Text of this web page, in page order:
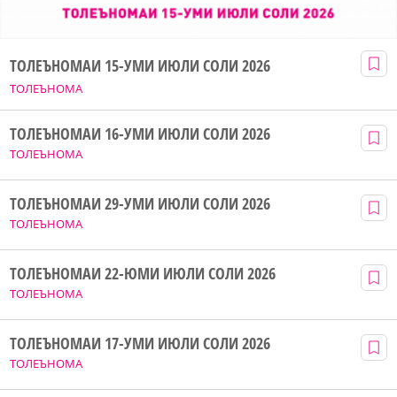
ТОЛЕЪНОМА
ТОЛЕЪНОМАИ 15-УМИ ИЮЛИ СОЛИ 2026
ТОЛЕЪНОМА
ТОЛЕЪНОМАИ 16-УМИ ИЮЛИ СОЛИ 2026
ТОЛЕЪНОМА
ТОЛЕЪНОМАИ 29-УМИ ИЮЛИ СОЛИ 2026
ТОЛЕЪНОМА
ТОЛЕЪНОМАИ 22-ЮМИ ИЮЛИ СОЛИ 2026
ТОЛЕЪНОМА
ТОЛЕЪНОМАИ 17-УМИ ИЮЛИ СОЛИ 2026